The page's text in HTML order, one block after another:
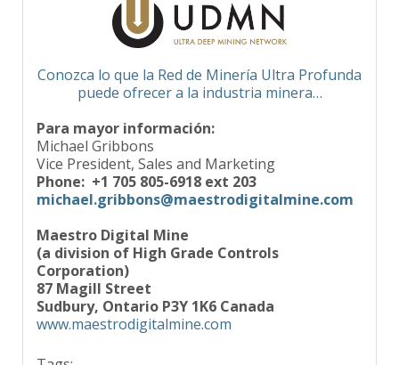
puede ofrecer a la industria minera…
Michael Gribbons
Vice President, Sales and Marketing
Phone: +1 705 805-6918 ext 203
michael.gribbons@maestrodigitalmine.com
(a division of High Grade Controls
Corporation)
87 Magill Street
Sudbury, Ontario P3Y 1K6 Canada
www.maestrodigitalmine.com